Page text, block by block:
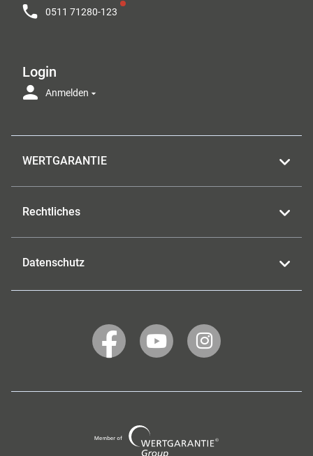
0511 71280-123
Login
Anmelden
WERTGARANTIE
Rechtliches
Datenschutz
WERTGARANTIE
auf
WERTGARANTIE
auf
WERTGARANTIE
auf
Group